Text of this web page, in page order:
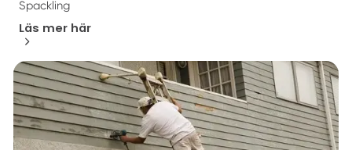
Spackling
Läs mer här